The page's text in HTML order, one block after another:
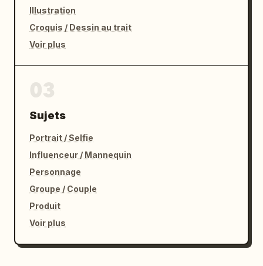
Illustration
Croquis / Dessin au trait
Voir plus
Sujets
Portrait / Selfie
Influenceur / Mannequin
Personnage
Groupe / Couple
Produit
Voir plus